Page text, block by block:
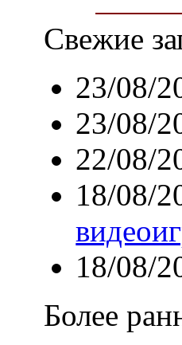
Свежие
23/08/
23/08/
22/08/
18/08/
18/08/
Более